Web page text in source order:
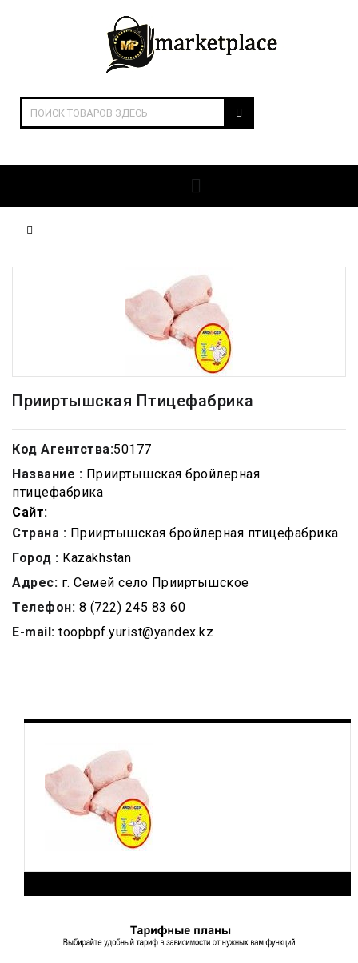
Прииртышская Птицефабрика
Код Агентства:50177
Название : Прииртышская бройлерная
птицефабрика
Сайт:
Страна : Прииртышская бройлерная птицефабрика
Город : Kazakhstan
Адрес: г. Семей село Прииртышское
Телефон: 8 (722) 245 83 60
E-mail: toopbpf.yurist@yandex.kz